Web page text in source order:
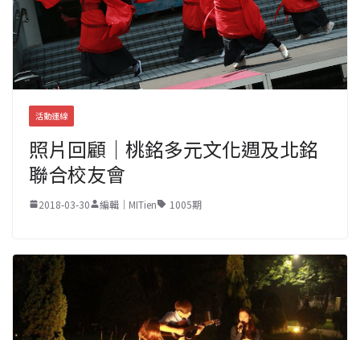
活動連線
照片回顧｜桃銘多元文化週及北銘
聯合校友會
2018-03-30 編輯｜MITien 1005期